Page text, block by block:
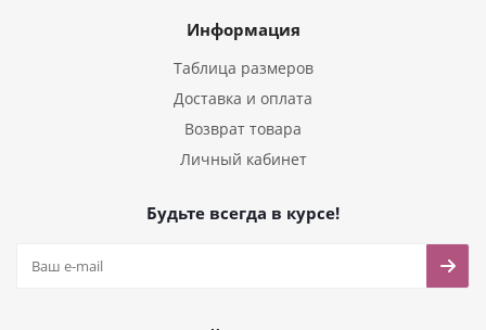
Информация
Таблица размеров
Доставка и оплата
Возврат товара
Личный кабинет
Будьте всегда в курсе!